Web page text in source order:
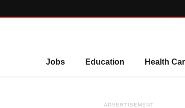
Jobs Education Health
ADVERTISEMENT